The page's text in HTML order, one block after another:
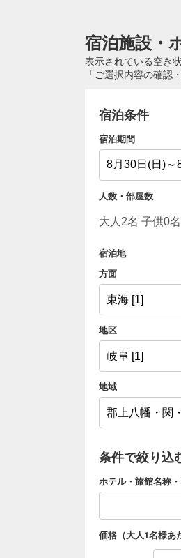
宿泊施設・
表示されている空き
「ご選択内容の確認
宿泊条件
宿泊期間
人数・部屋数
宿泊地
方面
地区
地域
条件で絞り込
ホテル・旅館名称
価格（大人1名様あ